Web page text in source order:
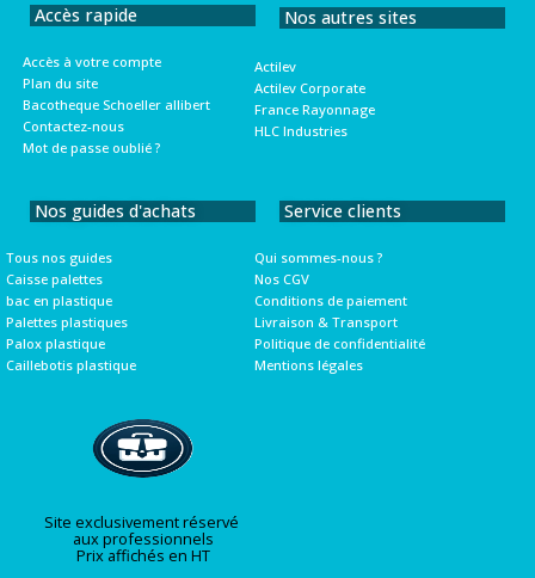
Accès rapide
Accès à votre compte
Plan du site
Bacotheque Schoeller allibert
Contactez-nous
Mot de passe oublié ?
Nos autres sites
Actilev
Actilev Corporate
France Rayonnage
HLC Industries
Nos guides d'achats
Tous nos guides
Caisse palettes
bac en plastique
Palettes plastiques
Palox plastique
Caillebotis plastique
Service clients
Qui sommes-nous ?
Nos CGV
Conditions de paiement
Livraison & Transport
Politique de confidentialité
Mentions légales
Site exclusivement réservé
aux professionnels
Prix affichés en HT